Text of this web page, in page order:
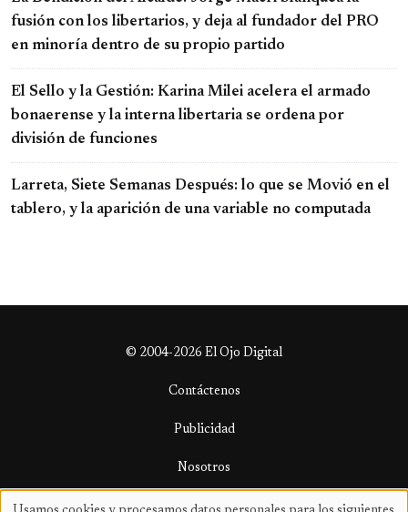
fusión con los libertarios, y deja al fundador del PRO
en minoría dentro de su propio partido
El Sello y la Gestión: Karina Milei acelera el armado
bonaerense y la interna libertaria se ordena por
división de funciones
Larreta, Siete Semanas Después: lo que se Movió en el
tablero, y la aparición de una variable no computada
© 2004-2026 El Ojo Digital
Contáctenos
Publicidad
Nosotros
Términos y condiciones